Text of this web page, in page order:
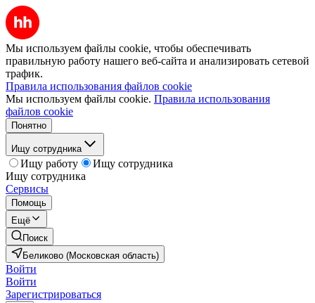
Мы используем файлы cookie, чтобы обеспечивать
правильную работу нашего веб-сайта и анализировать сетевой
трафик.
Правила использования файлов cookie
Мы используем файлы cookie. Правила использования
файлов cookie
Понятно
Ищу сотрудника
Ищу работу
Ищу сотрудника
Ищу сотрудника
Сервисы
Помощь
Ещё
Поиск
Беликово (Московская область)
Войти
Войти
Зарегистрироваться